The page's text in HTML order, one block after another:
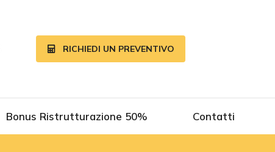
RICHIEDI UN PREVENTIVO
Bonus Ristrutturazione 50% Contatti